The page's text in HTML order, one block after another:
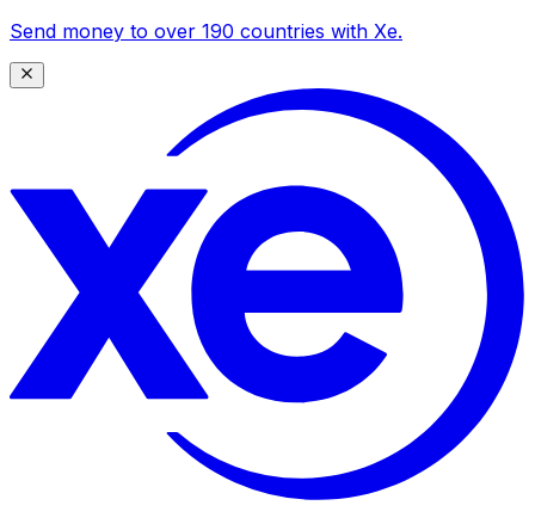
Send money to over 190 countries with Xe.